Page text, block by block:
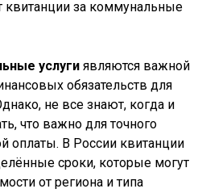
услуги являются важной
обязательств для
не все знают, когда и
что важно для точного
оплаты. В России квитанции
сроки, которые могут
от региона и типа